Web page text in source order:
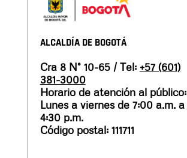
ALCALDÍA DE BOGOTÁ
Cra 8 N° 10-65 / Tel: +57 (601)
381-3000
Horario de atención al público:
Lunes a viernes de 7:00 a.m. a
4:30 p.m.
Código postal: 111711